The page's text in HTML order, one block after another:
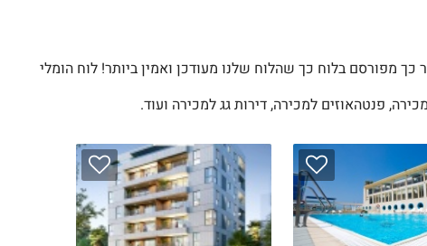
מפורסם בלוח כך שהלוח שלנו מעודכן ואמין ביותר! לוח הומלי
פנטהאוזים למכירה, דירות גג למכירה ועוד.